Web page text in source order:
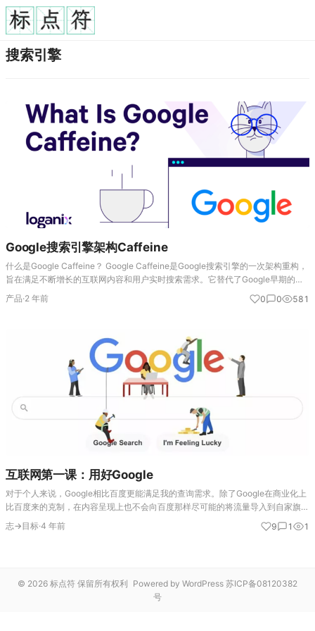
搜索引擎
Google搜索引擎架构Caffeine
什么是Google Caffeine？ Google Caffeine是Google搜索引擎的一次架构重构，
旨在满足不断增长的互联网内容和用户实时搜索需求。它替代了Google早期的分
层索引系统，转而采用更加实时的索引机制，使搜索结果更加快…
产品·2 年前 0 0 581
互联网第一课：用好Google
对于个人来说，Google相比百度更能满足我的查询需求。除了Google在商业化上
比百度来的克制，在内容呈现上也不会向百度那样尽可能的将流量导入到自家旗下
的网站。Google搜索的目标是让用户在Google的停留时间尽可能的短，而百度追
求的…
志→目标·4 年前 9 1 1
© 2026 标点符 保留所有权利 Powered by WordPress 苏ICP备08120382
号